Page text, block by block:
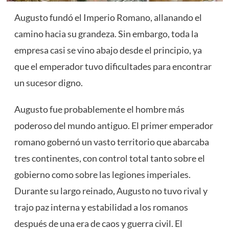
Augusto fundó el Imperio Romano, allanando el
camino hacia su grandeza. Sin embargo, toda la
empresa casi se vino abajo desde el principio, ya
que el emperador tuvo dificultades para encontrar
un sucesor digno.
Augusto fue probablemente el hombre más
poderoso del mundo antiguo. El primer emperador
romano gobernó un vasto territorio que abarcaba
tres continentes, con control total tanto sobre el
gobierno como sobre las legiones imperiales.
Durante su largo reinado, Augusto no tuvo rival y
trajo paz interna y estabilidad a los romanos
después de una era de caos y guerra civil. El